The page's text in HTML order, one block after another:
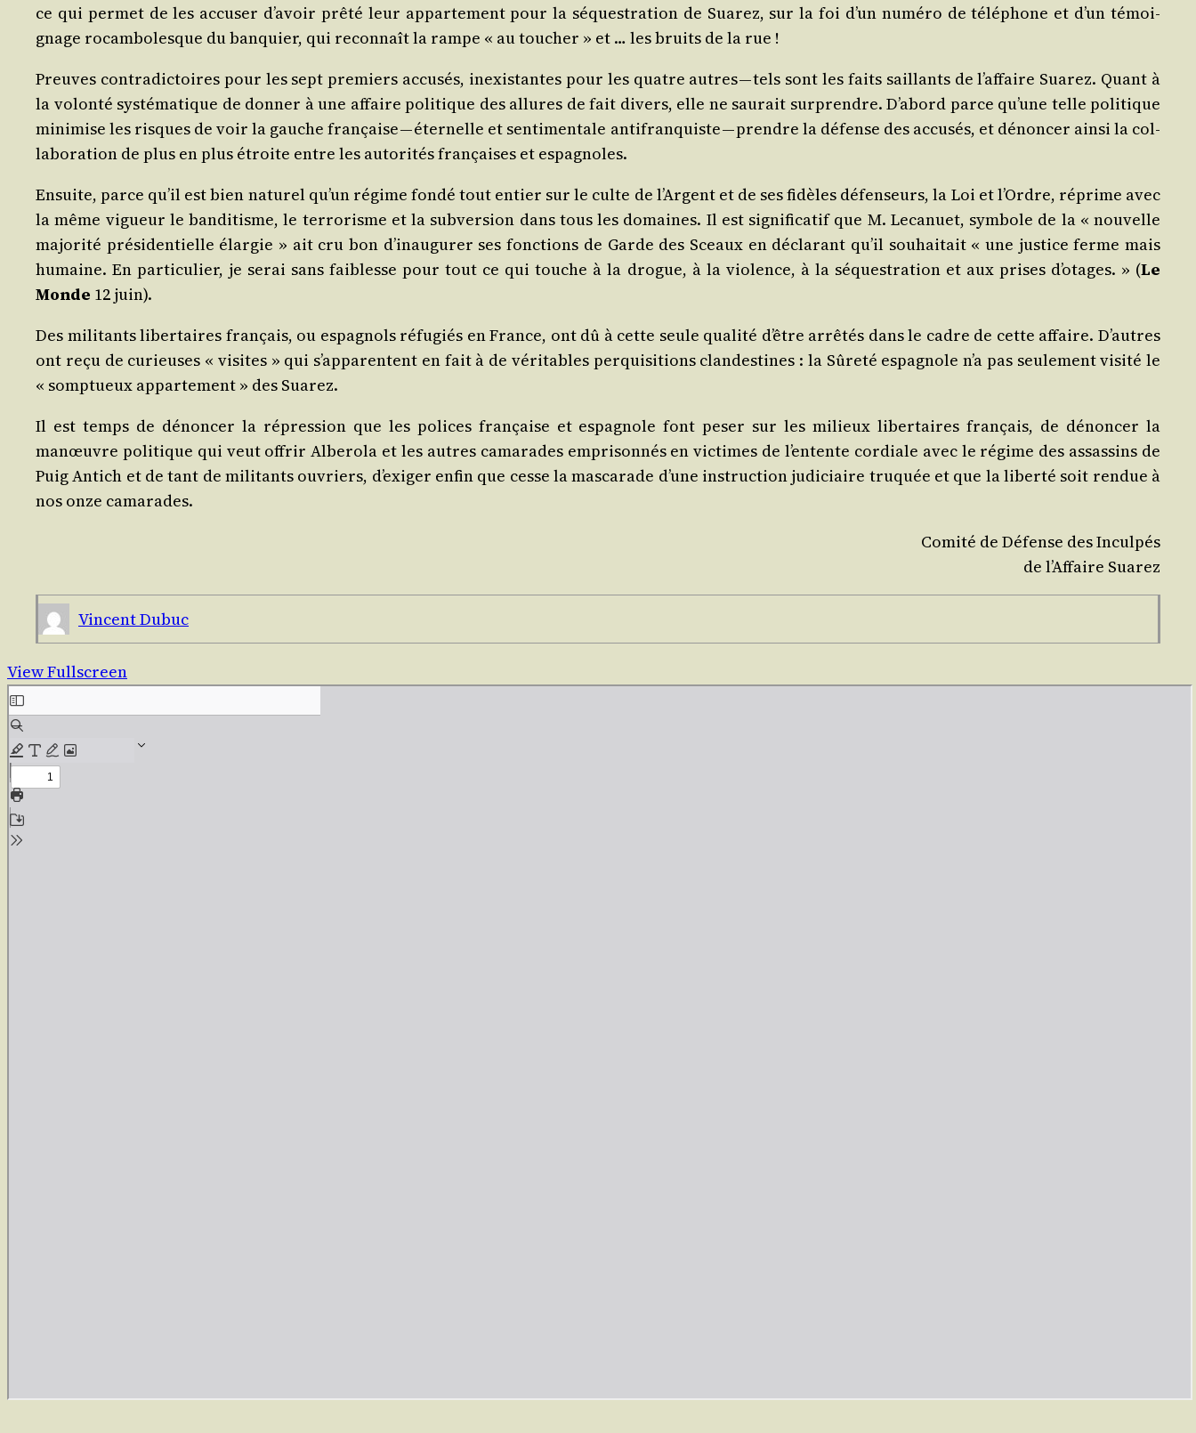
ce qui per­met de les accu­ser d’a­voir prê­té leur appar­te­ment pour la séques­tra­tion de Sua­rez, sur la foi d’un numé­ro de télé­phone et d’un témoi­
gnage rocam­bo­lesque du ban­quier, qui recon­naît la rampe « au tou­cher » et … les bruits de la rue !
Preuves contra­dic­toires pour les sept pre­miers accu­sés, inexis­tantes pour les quatre autres — tels sont les faits saillants de l’af­faire Sua­rez. Quant à
la volon­té sys­té­ma­tique de don­ner à une affaire poli­tique des allures de fait divers, elle ne sau­rait sur­prendre. D’a­bord parce qu’une telle poli­tique
mini­mise les risques de voir la gauche fran­çaise — éter­nelle et sen­ti­men­tale anti­fran­quiste — prendre la défense des accu­sés, et dénon­cer ain­si la col­
la­bo­ra­tion de plus en plus étroite entre les auto­ri­tés fran­çaises et espagnoles.
Ensuite, parce qu’il est bien natu­rel qu’un régime fon­dé tout entier sur le culte de l’Argent et de ses fidèles défen­seurs, la Loi et l’Ordre, réprime avec
la même vigueur le ban­di­tisme, le ter­ro­risme et la sub­ver­sion dans tous les domaines. Il est signi­fi­ca­tif que M. Leca­nuet, sym­bole de la « nou­velle
majo­ri­té pré­si­den­tielle élar­gie » ait cru bon d’i­nau­gu­rer ses fonc­tions de Garde des Sceaux en décla­rant qu’il sou­hai­tait « une jus­tice ferme mais
humaine. En par­ti­cu­lier, je serai sans fai­blesse pour tout ce qui touche à la drogue, à la vio­lence, à la séques­tra­tion et aux prises d’o­tages. » (Le
Monde 12 juin).
Des mili­tants liber­taires fran­çais, ou espa­gnols réfu­giés en France, ont dû à cette seule qua­li­té d’être arrê­tés dans le cadre de cette affaire. D’autres
ont reçu de curieuses « visites » qui s’ap­pa­rentent en fait à de véri­tables per­qui­si­tions clan­des­tines : la Sûre­té espa­gnole n’a pas seule­ment visi­té le
« somp­tueux appar­te­ment » des Suarez.
Il est temps de dénon­cer la répres­sion que les polices fran­çaise et espa­gnole font peser sur les milieux liber­taires fran­çais, de dénon­cer la
manœuvre poli­tique qui veut offrir Albe­ro­la et les autres cama­rades empri­son­nés en vic­times de l’en­tente cor­diale avec le régime des assas­sins de
Puig Antich et de tant de mili­tants ouvriers, d’exi­ger enfin que cesse la mas­ca­rade d’une ins­truc­tion judi­ciaire tru­quée et que la liber­té soit ren­due à
nos onze camarades.
Comi­té de Défense des Inculpés
de l’Af­faire Suarez
Vincent Dubuc
View Fullscreen